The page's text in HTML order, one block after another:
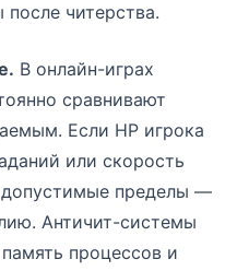
после читерства.
В онлайн-играх
сравнивают
Если HP игрока
или скорость
пределы —
Античит-системы
процессов и